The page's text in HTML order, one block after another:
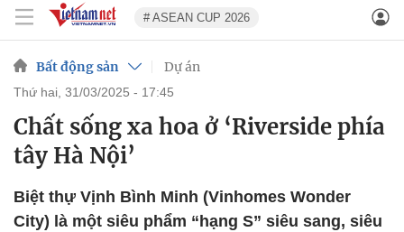
# ASEAN CUP 2026
Bất động sản Dự án
thứ hai, 31/03/2025 - 17:45
Chất sống xa hoa ở ‘Riverside phía
tây Hà Nội’
Biệt thự Vịnh Bình Minh (Vinhomes Wonder
City) là một siêu phẩm “hạng S” siêu sang, siêu